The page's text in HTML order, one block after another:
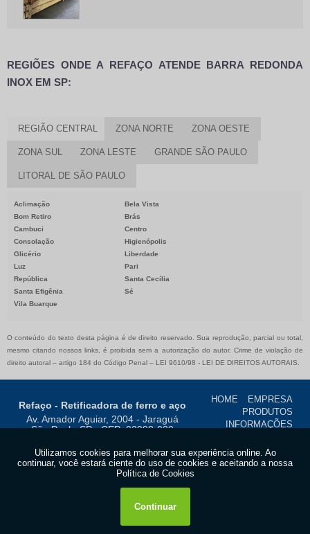
REGIÕES ONDE A REFAÇO ATENDE BARRA REDONDA
INOX EM SP:
REGIÃO CENTRAL ZONA NORTE ZONA OESTE
ZONA SUL ZONA LESTE GRANDE SÃO PAULO
LITORAL DE SÃO PAULO
Aclimação
Bela Vista
Bom Retiro
Brás
Cambuci
Centro
Consolação
Higienópolis
Glicério
Liberdade
Luz
Pari
República
Santa Cecília
Santa Efigênia
Sé
Vila Buarque
O conteúdo do texto desta página é de direito reservado. Sua reprodução, parcial ou total,
mesmo citando nossos links, é proibida sem a autorização do autor. Crime de violação de
direito autoral – artigo 184 do Código Penal – LEI 9610/98 - LEI DE DIREITOS AUTORAIS
Refaço - Retificadora de ferro e aço
Av. Amador Aguiar, 2004 - Jaraguá
São Paulo-SP - CEP: 02998-020
3933-5555
HOME
EMPRESA
PRODUTOS
INFORMAÇÕES
SITE
Copyright © Refaço. (Lei 9610 de 19/02/1998)